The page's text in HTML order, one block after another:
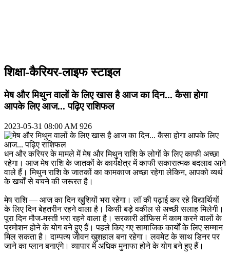
शिक्षा-कैरियर-लाइफ स्टाइल
मेष और मिथुन वालों के लिए खास है आज का दिन... कैसा होगा
आपके लिए आज... पढ़िए राशिफल
2023-05-31 08:00 AM 926
धन और करियर के मामले में मेष और मिथुन राशि के लोगों के लिए काफी अच्छा
रहेगा। आज मेष राशि के जातकों के कार्यक्षेत्र में काफी सकारात्मक बदलाव आने
वाले हैं। मिथुन राशि के जातकों का कामकाज अच्छा रहेगा लेकिन, आपको व्यर्थ
के खर्चों से बचने की जरूरत है।
मेष राशि — आज का दिन खुशियों भरा रहेगा। लॉ की पढ़ाई कर रहे विद्यार्थियों
के लिए दिन बेहतरीन रहने वाला है। किसी बड़े वकील से अच्छी सलाह मिलेगी।
पूरा दिन मौज-मस्ती भरा रहने वाला है। सरकारी ऑफिस में काम करने वालों के
प्रमोशन होने के योग बने हुए हैं। पहले किए गए सामाजिक कार्यों के लिए सम्मान
मिल सकता है। दाम्पत्य जीवन खुशहाल बना रहेगा। लवमेट के साथ डिनर पर
जाने का प्लान बनाएंगे। व्यापार में अधिक मुनाफा होने के योग बने हुए हैं।